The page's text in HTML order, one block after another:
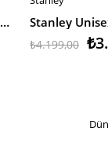
Stanley Unisex Termos Stan 1.5Qt Classic Vac Btl M.Black Eu
₺4.199,00